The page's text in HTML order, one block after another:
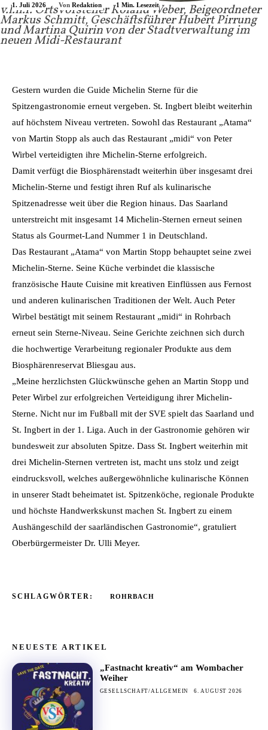
v.l.n.r. Ortsvorsteher Roland Weber, Beigeordneter
Markus Schmitt, Geschäftsführer Hubert Pirrung
und Martina Quirin von der Stadtverwaltung im
neuen Midi-Restaurant
1. Juli 2026 Von Redaktion 1 Min. Lesezeit
Gestern wurden die Guide Michelin Sterne für die
Spitzengastronomie erneut vergeben. St. Ingbert bleibt weiterhin
auf höchstem Niveau vertreten. Sowohl das Restaurant „Atama“
von Martin Stopp als auch das Restaurant „midi“ von Peter
Wirbel verteidigten ihre Michelin-Sterne erfolgreich.
Damit verfügt die Biosphärenstadt weiterhin über insgesamt drei
Michelin-Sterne und festigt ihren Ruf als kulinarische
Spitzenadresse weit über die Region hinaus. Das Saarland
unterstreicht mit insgesamt 14 Michelin-Sternen erneut seinen
Status als Gourmet-Land Nummer 1 in Deutschland.
Das Restaurant „Atama“ von Martin Stopp behauptet seine zwei
Michelin-Sterne. Seine Küche verbindet die klassische
französische Haute Cuisine mit kreativen Einflüssen aus Fernost
und anderen kulinarischen Traditionen der Welt. Auch Peter
Wirbel bestätigt mit seinem Restaurant „midi“ in Rohrbach
erneut sein Sterne-Niveau. Seine Gerichte zeichnen sich durch
die hochwertige Verarbeitung regionaler Produkte aus dem
Biosphärenreservat Bliesgau aus.
„Meine herzlichsten Glückwünsche gehen an Martin Stopp und
Peter Wirbel zur erfolgreichen Verteidigung ihrer Michelin-
Sterne. Nicht nur im Fußball mit der SVE spielt das Saarland und
St. Ingbert in der 1. Liga. Auch in der Gastronomie gehören wir
bundesweit zur absoluten Spitze. Dass St. Ingbert weiterhin mit
drei Michelin-Sternen vertreten ist, macht uns stolz und zeigt
eindrucksvoll, welches außergewöhnliche kulinarische Können
in unserer Stadt beheimatet ist. Spitzenköche, regionale Produkte
und höchste Handwerkskunst machen St. Ingbert zu einem
Aushängeschild der saarländischen Gastronomie“, gratuliert
Oberbürgermeister Dr. Ulli Meyer.
SCHLAGWÖRTER: ROHRBACH
NEUESTE ARTIKEL
„Fastnacht kreativ“ am Wombacher
Weiher
GESELLSCHAFT/ALLGEMEIN 6. AUGUST 2026